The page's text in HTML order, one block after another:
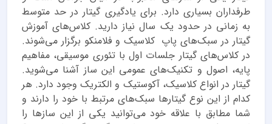
طرفداران بسیاری دارد. برای یادگیری گیتار در حد متوسط
به زمانی در حدود یک سال نیاز دارید. کلاس‌های آموزش
گیتار در سبک‌های پاپ کلاسیک و فلامنکو برگزار می‌شوند.
در کلاس‌های گیتار جلسات اول با تئوری موسیقی، مفاهیم
پایه، اصول و تکنیک‌های عمومی این ساز آشنا می‌شوید.
گیتار در انواع کلاسیک، آکوستیک و الکتریک وجود دارد. هر
کدام از این نوع گیتارها سبک‌های مرتبط با خود را دارند و
شما مطابق با علاقه خود می‌توانید یکی از این سازها را